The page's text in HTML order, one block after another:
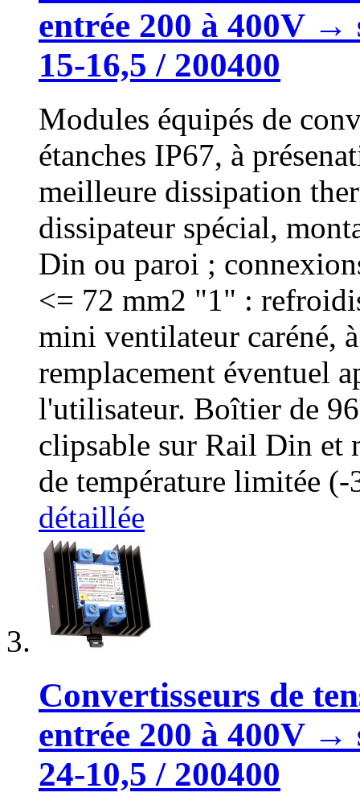
entrée 200 à 400V →
15-16,5 / 200400
Modules équipés de
étanches IP67, à
meilleure dissipation
dissipateur spécial,
Din ou paroi ;
<= 72 mm2 "1" :
mini ventilateur caréné,
remplacement éventuel
l'utilisateur. Boîtier de
clipsable sur Rail Din et
de température limitée
détaillée
Convertisseurs de
entrée 200 à 400V →
24-10,5 / 200400